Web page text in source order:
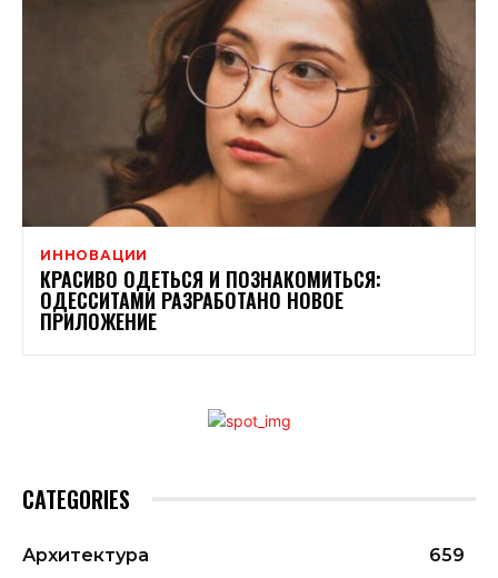
ИННОВАЦИИ
КРАСИВО ОДЕТЬСЯ И ПОЗНАКОМИТЬСЯ:
ОДЕССИТАМИ РАЗРАБОТАНО НОВОЕ
ПРИЛОЖЕНИЕ
CATEGORIES
Архитектура
659